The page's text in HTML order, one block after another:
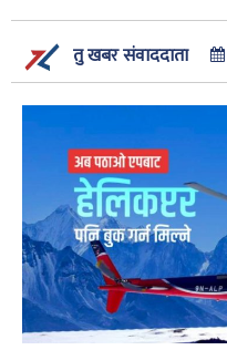
तु खबर संवाददाता